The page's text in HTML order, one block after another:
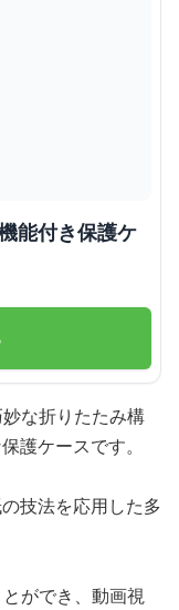
能付き保護ケ
な折りたたみ構
護ケースです。
技法を応用した多
ができ、動画視